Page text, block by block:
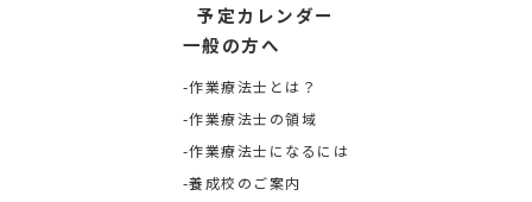
予定カレンダー
一般の方へ
作業療法士とは？
作業療法士の領域
作業療法士になるには
養成校のご案内